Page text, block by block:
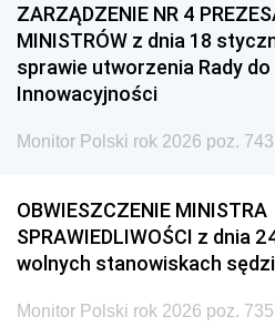
ZARZĄDZENIE NR 4
MINISTRÓW z dnia 18
sprawie utworzenia Rady
Innowacyjności
Monitor Polski rok 2026 poz. 743
OBWIESZCZENIE MINISTRA
SPRAWIEDLIWOŚCI z dnia
wolnych stanowiskach
Monitor Polski rok 2026 poz. 735